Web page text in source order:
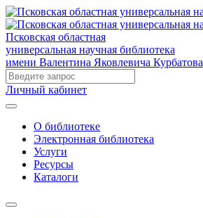
Псковская областная
универсальная научная библиотека
имени Валентина Яковлевича Курбатова
Личный кабинет
О библиотеке
Электронная библиотека
Услуги
Ресурсы
Каталоги